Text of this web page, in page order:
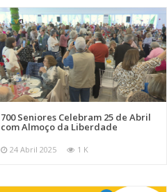
700 Seniores Celebram 25 de Abril
com Almoço da Liberdade
24 Abril 2025 1 K